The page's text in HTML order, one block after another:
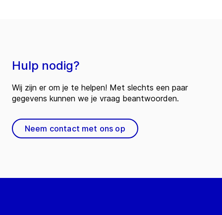
Hulp nodig?
Wij zijn er om je te helpen! Met slechts een paar
gegevens kunnen we je vraag beantwoorden.
Neem contact met ons op